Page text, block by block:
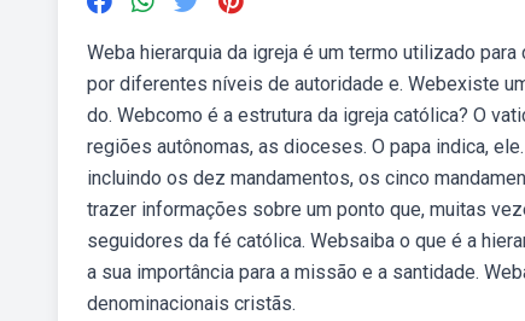
Weba hierarquia da igreja é um termo utilizado
por diferentes níveis de autoridade e. Webexiste
do. Webcomo é a estrutura da igreja católica? O
regiões autônomas, as dioceses. O papa indica,
incluindo os dez mandamentos, os cinco
trazer informações sobre um ponto que, muitas
seguidores da fé católica. Websaiba o que é a
a sua importância para a missão e a santidade.
denominacionais cristãs.